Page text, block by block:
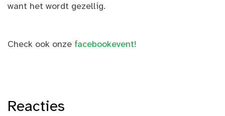
want het wordt gezellig.
Check ook onze facebookevent!
Reacties